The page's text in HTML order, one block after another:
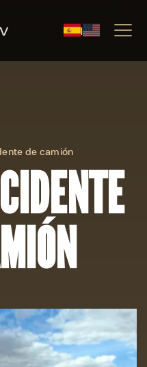
|
de camión